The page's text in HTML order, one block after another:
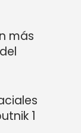
más
1